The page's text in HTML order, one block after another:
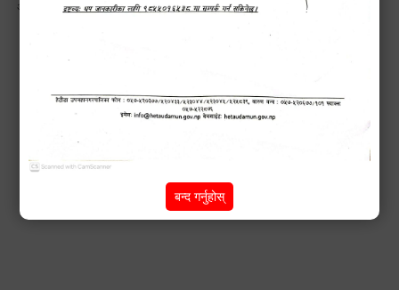
अन्तक्रिया कार्यक्रम
प्यान र भ्याटसहितका
सफलतापूर्वक
अन्तरक्रियात्मक
बन्द गर्नुहोस्